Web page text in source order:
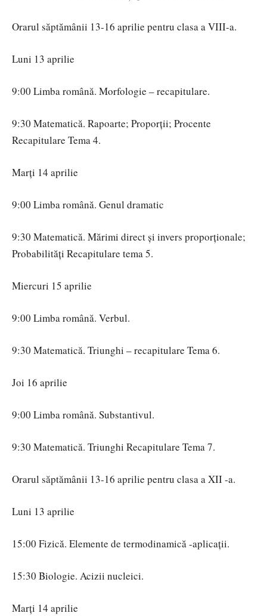
Orarul săptămânii 13-16 aprilie pentru clasa a VIII-a.
Luni 13 aprilie
9:00 Limba română. Morfologie – recapitulare.
9:30 Matematică. Rapoarte; Proporții; Procente
Recapitulare Tema 4.
Marţi 14 aprilie
9:00 Limba română. Genul dramatic
9:30 Matematică. Mărimi direct și invers proporționale;
Probabilități Recapitulare tema 5.
Miercuri 15 aprilie
9:00 Limba română. Verbul.
9:30 Matematică. Triunghi – recapitulare Tema 6.
Joi 16 aprilie
9:00 Limba română. Substantivul.
9:30 Matematică. Triunghi Recapitulare Tema 7.
Orarul săptămânii 13-16 aprilie pentru clasa a XII -a.
Luni 13 aprilie
15:00 Fizică. Elemente de termodinamică -aplicații.
15:30 Biologie. Acizii nucleici.
Marţi 14 aprilie